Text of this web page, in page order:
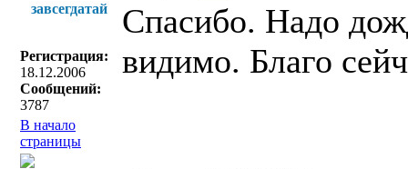
завсегдатай
Регистрация:
18.12.2006
Сообщений:
3787
Спасибо. Надо
видимо. Благо
В начало
страницы